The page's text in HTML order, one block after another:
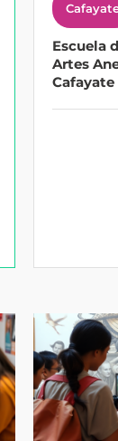
Escuela
Artes
Cafayate